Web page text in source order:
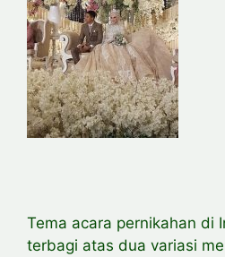
Tema acara pernikahan di
terbagi atas dua variasi